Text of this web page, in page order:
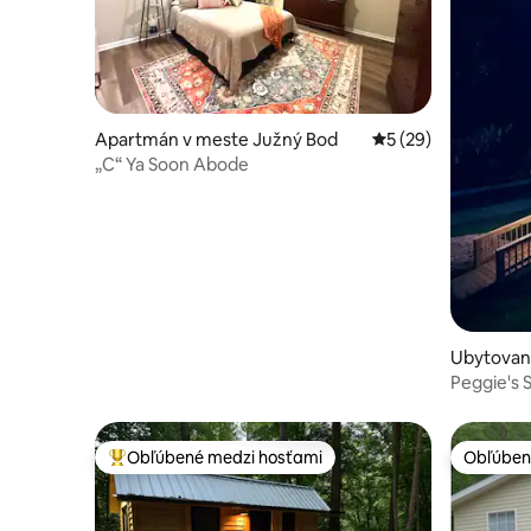
Apartmán v meste Južný Bod Priemerné
5 (29)
„C“ Ya Soon Abode
nville
Peggie's
Najobľúbenejšie medzi hosťami
Obľúbené medzi hosťami